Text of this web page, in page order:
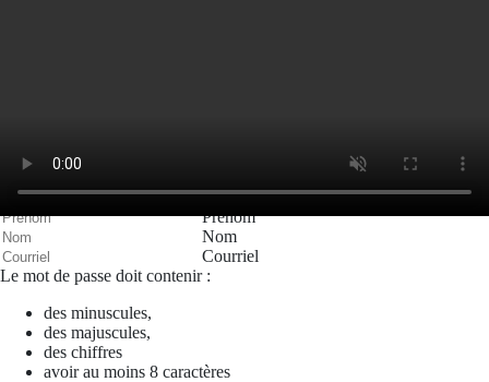
Prénom
Nom
Courriel
Le mot de passe doit contenir :
des minuscules,
des majuscules,
des chiffres
avoir au moins 8 caractères